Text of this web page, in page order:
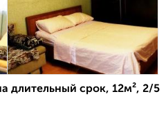
длительный срок, 12м², 2/5